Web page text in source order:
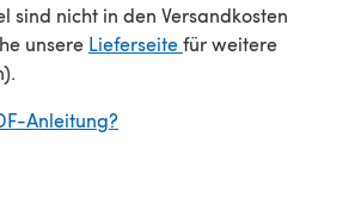
sind nicht in den Versandkosten
unsere Lieferseite(öffnet sich in
für weitere
Anleitung?